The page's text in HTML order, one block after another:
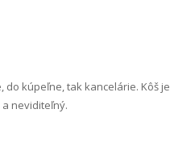
do kúpeľne, tak kancelárie. Kôš je
neviditeľný.